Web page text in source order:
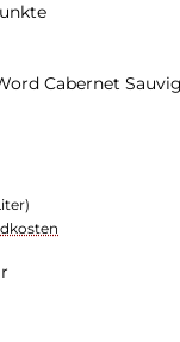
Cabernet